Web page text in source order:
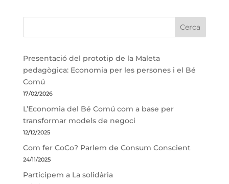
Cerca
Presentació del prototip de la Maleta
pedagògica: Economia per les persones i el Bé
Comú
17/02/2026
L’Economia del Bé Comú com a base per
transformar models de negoci
12/12/2025
Com fer CoCo? Parlem de Consum Conscient
24/11/2025
Participem a La solidària